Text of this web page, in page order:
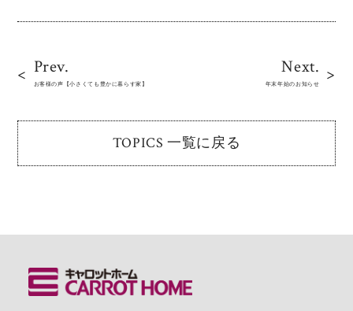
Prev.
お客様の声【小さくても豊かに暮らす家】
Next.
年末年始のお知らせ
TOPICS 一覧に戻る